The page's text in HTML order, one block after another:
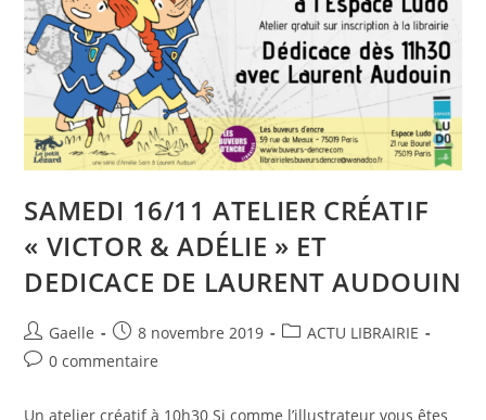
SAMEDI 16/11 ATELIER CRÉATIF
« VICTOR & ADÉLIE » ET
DEDICACE DE LAURENT AUDOUIN
Gaelle 8 novembre 2019
ACTU LIBRAIRIE
0 commentaire
Un atelier créatif à 10h30 Si comme l’illustrateur vous êtes